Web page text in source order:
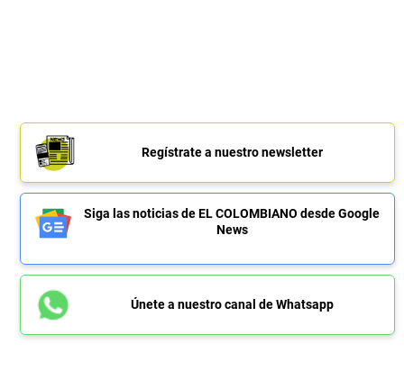
Regístrate a nuestro newsletter
Siga las noticias de EL COLOMBIANO desde Google
News
Únete a nuestro canal de Whatsapp